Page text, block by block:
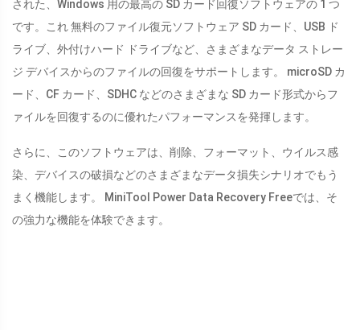
された、Windows 用の最高の SD カード回復ソフトウェアの 1 つ
です。これ 無料のファイル復元ソフトウェア SD カード、USB ド
ライブ、外付けハード ドライブなど、さまざまなデータ ストレー
ジ デバイスからのファイルの回復をサポートします。 microSD カ
ード、CF カード、SDHC などのさまざまな SD カード形式からフ
ァイルを回復するのに優れたパフォーマンスを発揮します。
さらに、このソフトウェアは、削除、フォーマット、ウイルス感
染、デバイスの破損などのさまざまなデータ損失シナリオでもう
まく機能します。 MiniTool Power Data Recovery Freeでは、そ
の強力な機能を体験できます。